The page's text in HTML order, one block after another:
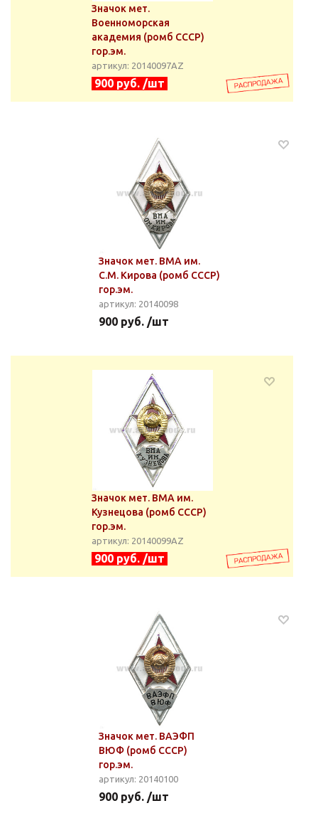
Значок мет.
Военноморская
академия (ромб СССР)
гор.эм.
артикул: 20140097АZ
900 руб. /шт
Значок мет. ВМА им.
С.М. Кирова (ромб СССР)
гор.эм.
артикул: 20140098
900 руб. /шт
Значок мет. ВМА им.
Кузнецова (ромб СССР)
гор.эм.
артикул: 20140099АZ
900 руб. /шт
Значок мет. ВАЭФП
ВЮФ (ромб СССР)
гор.эм.
артикул: 20140100
900 руб. /шт